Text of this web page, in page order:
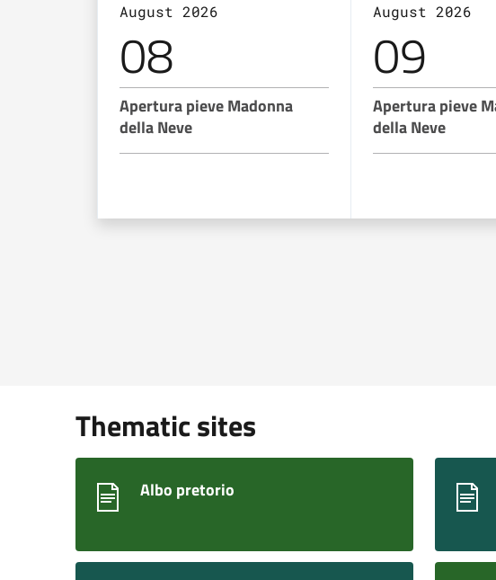
August 2026
08
Apertura pieve Madonna
della Neve
August 2026
09
Apertura pieve
della Neve
Thematic sites
Albo pretorio